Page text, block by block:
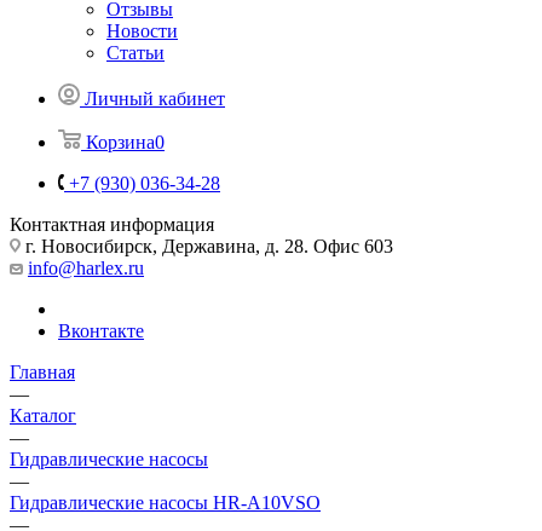
Отзывы
Новости
Статьи
Личный кабинет
Корзина0
+7 (930) 036-34-28
Контактная информация
г. Новосибирск, Державина, д. 28. Офис 603
info@harlex.ru
Вконтакте
Главная
—
Каталог
—
Гидравлические насосы
—
Гидравлические насосы HR-A10VSO
—